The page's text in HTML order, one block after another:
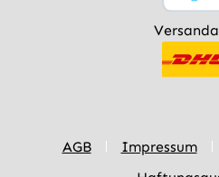
AGB Impressum